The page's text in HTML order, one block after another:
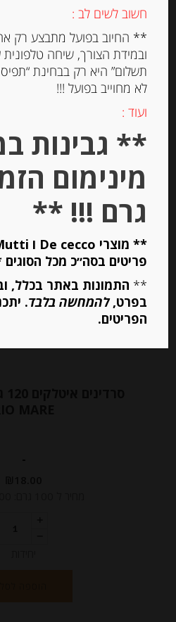
₪18.00
מחיר ל 100 גרם: 15.00 ש"ח
הוספה לסל
Out of
Stock
-
חשוב לשים לב :
** החיוב בפועל מתבצע רק
ובמידת הצורך, שיחה
תשלום” היא רק בבחינת
לא מחוייב בפועל !!!
ועוד :
** גבינות
גרם !!! **
פריטים בסה״כ מכל
** התמונות באתר בכלל,
בפרט,להמחשה בלבד.
הפריטים.